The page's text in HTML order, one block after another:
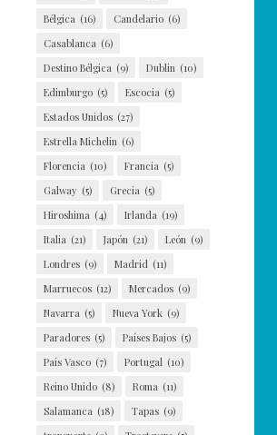
Bélgica (16) Candelario (6)
Casablanca (6)
Destino Bélgica (9) Dublin (10)
Edimburgo (5) Escocia (5)
Estados Unidos (27)
Estrella Michelin (6)
Florencia (10) Francia (5)
Galway (5) Grecia (5)
Hiroshima (4) Irlanda (19)
Italia (21) Japón (21) León (9)
Londres (9) Madrid (11)
Marruecos (12) Mercados (9)
Navarra (5) Nueva York (9)
Paradores (5) Países Bajos (5)
País Vasco (7) Portugal (10)
Reino Unido (8) Roma (11)
Salamanca (18) Tapas (9)